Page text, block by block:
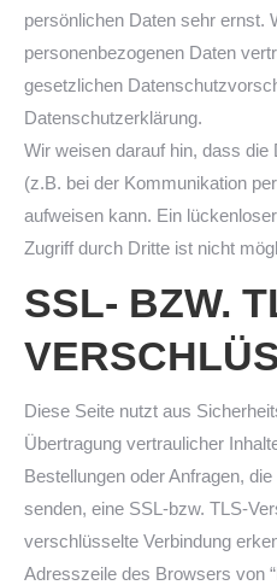
persönlichen Daten sehr ernst.
personenbezogenen Daten
gesetzlichen
Datenschutzerklärung.
Wir weisen darauf hin, dass die
(z.B. bei der Kommunikation
aufweisen kann. Ein
Zugriff durch Dritte ist nicht
SSL- BZW.
Diese Seite nutzt aus
Übertragung vertraulicher
Bestellungen oder Anfragen,
senden, eine SSL-bzw. TLS-
verschlüsselte Verbindung
Adresszeile des Browsers von